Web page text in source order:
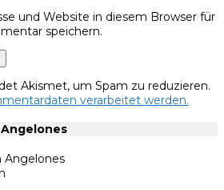
und Website in diesem Browser für
speichern.
Akismet, um Spam zu reduzieren.
verarbeitet werden.